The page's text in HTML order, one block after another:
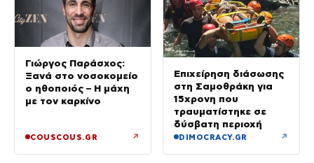
Γιώργος Παράσχος:
Ξανά στο νοσοκομείο
ο ηθοποιός – Η μάχη
με τον καρκίνο
COUSCOUS.GR ↗
Επιχείρηση διάσωσης
στη Σαμοθράκη για
15χρονη που
τραυματίστηκε σε
δύσβατη περιοχή
DIMOCRACY.GR ↗